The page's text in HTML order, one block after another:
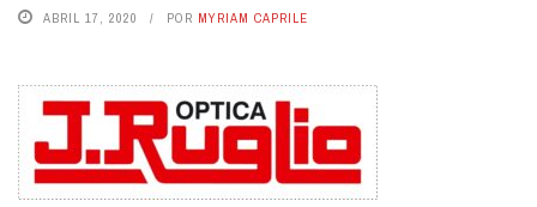
ABRIL 17, 2020 POR MYRIAM CAPRILE